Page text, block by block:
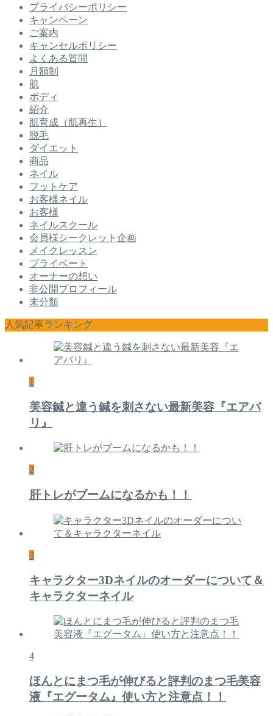
プライバシーポリシー
キャンペーン
ご案内
キャンセルポリシー
よくある質問
月額制
肌
ボディ
紹介
肌育成（肌再生）
脱毛
ダイエット
商品
ネイル
フットケア
お客様ネイル
お客様
ネイルスクール
会員様シークレット企画
メイクレッスン
プライベート
オーナーの想い
非公開プロフィール
未分類
人気記事ランキング
1
美容鍼と違う鍼を刺さない最新美容『エアバ
リ』
2
肝トレがブームになるかも！！
3
キャラクター3Dネイルのオーダーについて＆
キャラクターネイル
4
ほんとにまつ毛が伸びると評判のまつ毛美容
液『エグータム』使い方と注意点！！